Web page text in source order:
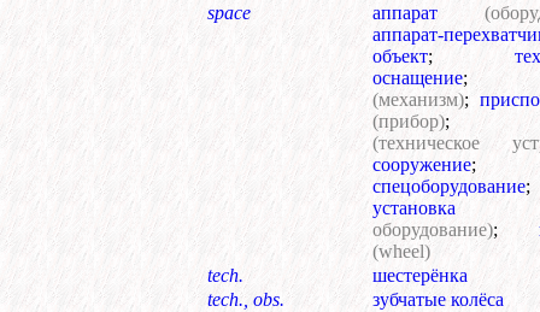
space
аппарат
аппарат-
объект;
оснащение
(механизм);
(прибор)
(техническое
сооружение;
спецоборудование;
установка
оборудование);
(wheel)
tech.
шестерёнка
tech., obs.
зубчатые колёса